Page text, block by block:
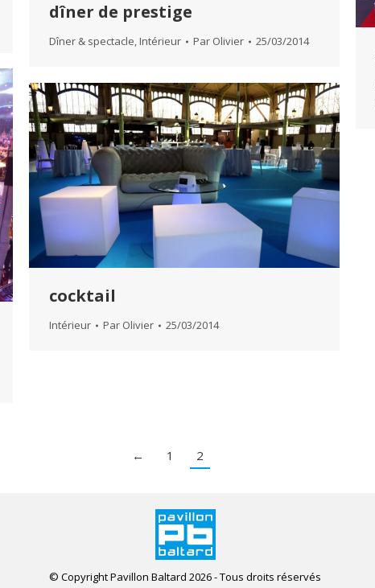
dîner de prestige
Dîner & spectacle, Intérieur Par Olivier 25/03/2014
cocktail
Intérieur Par Olivier 25/03/2014
← 1 2
© Copyright Pavillon Baltard 2026 - Tous droits réservés